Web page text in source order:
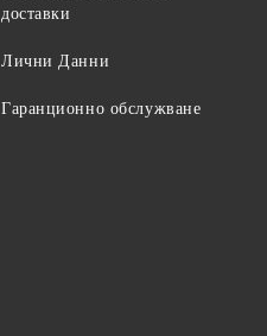
доставки
Лични Данни
Гаранционно обслужване